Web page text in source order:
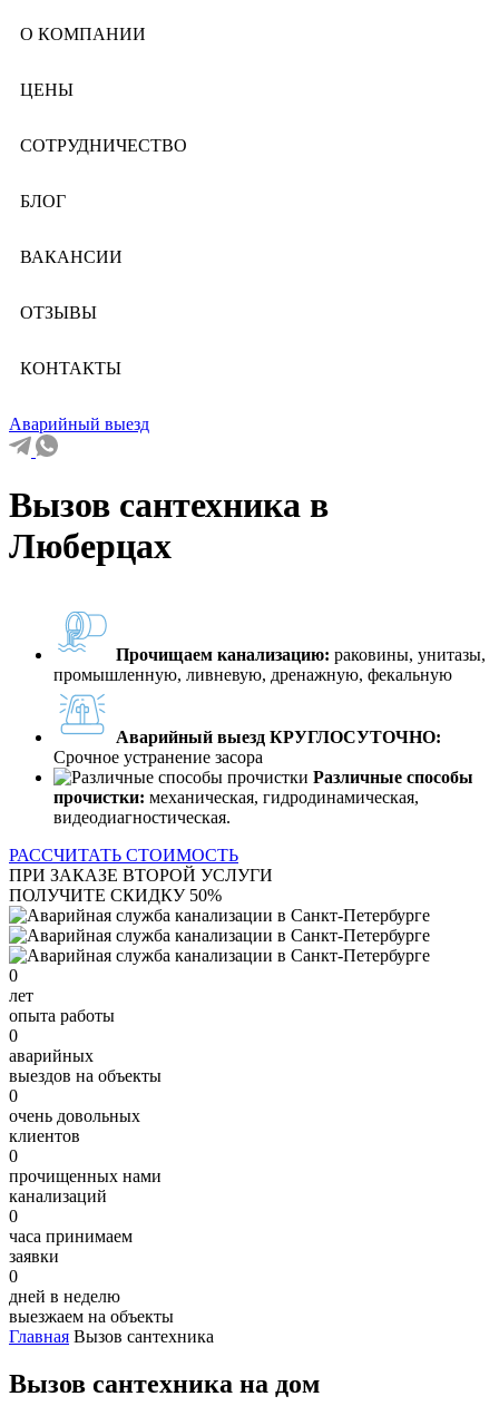
О КОМПАНИИ
ЦЕНЫ
СОТРУДНИЧЕСТВО
БЛОГ
ВАКАНСИИ
ОТЗЫВЫ
КОНТАКТЫ
Аварийный выезд
Вызов сантехника в
Люберцах
Прочищаем канализацию: раковины, унитазы,
промышленную, ливневую, дренажную, фекальную
Аварийный выезд КРУГЛОСУТОЧНО:
Срочное устранение засора
Различные способы
прочистки: механическая, гидродинамическая,
видеодиагностическая.
РАССЧИТАТЬ СТОИМОСТЬ
ПРИ ЗАКАЗЕ ВТОРОЙ УСЛУГИ
ПОЛУЧИТЕ СКИДКУ 50%
0
лет
опыта работы
0
аварийных
выездов на объекты
0
очень довольных
клиентов
0
прочищенных нами
канализаций
0
часа принимаем
заявки
0
дней в неделю
выезжаем на объекты
Главная Вызов сантехника
Вызов сантехника на дом